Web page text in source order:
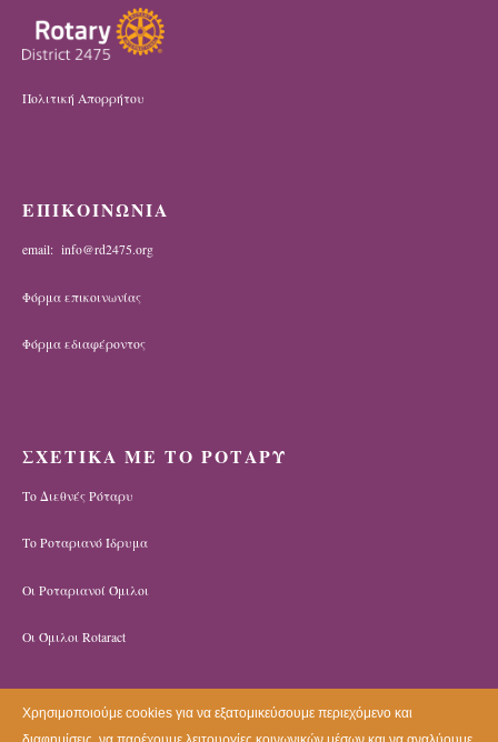
Πολιτική Απορρήτου
ΕΠΙΚΟΙΝΩΝΙΑ
email: info@rd2475.org
Φόρμα επικοινωνίας
Φόρμα εδιαφέροντος
ΣΧΕΤΙΚΑ ΜΕ ΤΟ ΡΟΤΑΡΥ
Το Διεθνές Ρόταρυ
Το Ροταριανό Ίδρυμα
Οι Ροταριανοί Όμιλοι
Οι Όμιλοι Rotaract
Χρησιμοποιούμε cookies για να εξατομικεύσουμε περιεχόμενο και